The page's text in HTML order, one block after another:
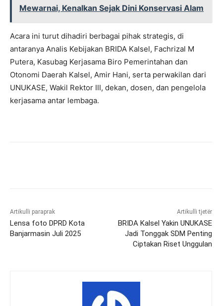
Mewarnai, Kenalkan Sejak Dini Konservasi Alam
Acara ini turut dihadiri berbagai pihak strategis, di
antaranya Analis Kebijakan BRIDA Kalsel, Fachrizal M
Putera, Kasubag Kerjasama Biro Pemerintahan dan
Otonomi Daerah Kalsel, Amir Hani, serta perwakilan dari
UNUKASE, Wakil Rektor III, dekan, dosen, dan pengelola
kerjasama antar lembaga.
Artikulli paraprak
Lensa foto DPRD Kota
Banjarmasin Juli 2025
Artikulli tjetër
BRIDA Kalsel Yakin UNUKASE
Jadi Tonggak SDM Penting
Ciptakan Riset Unggulan